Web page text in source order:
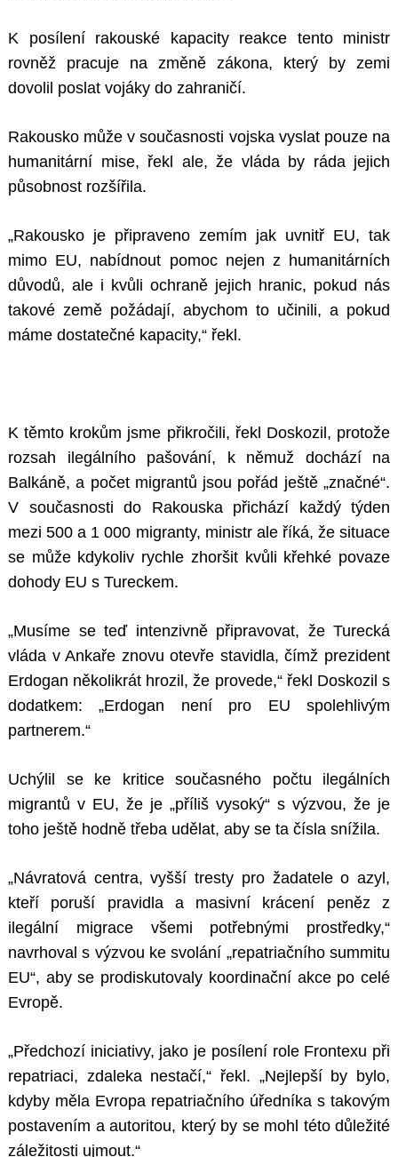
K posílení rakouské kapacity reakce tento ministr
rovněž pracuje na změně zákona, který by zemi
dovolil poslat vojáky do zahraničí.
Rakousko může v současnosti vojska vyslat pouze na
humanitární mise, řekl ale, že vláda by ráda jejich
působnost rozšířila.
„Rakousko je připraveno zemím jak uvnitř EU, tak
mimo EU, nabídnout pomoc nejen z humanitárních
důvodů, ale i kvůli ochraně jejich hranic, pokud nás
takové země požádají, abychom to učinili, a pokud
máme dostatečné kapacity,“ řekl.
K těmto krokům jsme přikročili, řekl Doskozil, protože
rozsah ilegálního pašování, k němuž dochází na
Balkáně, a počet migrantů jsou pořád ještě „značné“.
V současnosti do Rakouska přichází každý týden
mezi 500 a 1 000 migranty, ministr ale říká, že situace
se může kdykoliv rychle zhoršit kvůli křehké povaze
dohody EU s Tureckem.
„Musíme se teď intenzivně připravovat, že Turecká
vláda v Ankaře znovu otevře stavidla, čímž prezident
Erdogan několikrát hrozil, že provede,“ řekl Doskozil s
dodatkem: „Erdogan není pro EU spolehlivým
partnerem.“
Uchýlil se ke kritice současného počtu ilegálních
migrantů v EU, že je „příliš vysoký“ s výzvou, že je
toho ještě hodně třeba udělat, aby se ta čísla snížila.
„Návratová centra, vyšší tresty pro žadatele o azyl,
kteří poruší pravidla a masivní krácení peněz z
ilegální migrace všemi potřebnými prostředky,“
navrhoval s výzvou ke svolání „repatriačního summitu
EU“, aby se prodiskutovaly koordinační akce po celé
Evropě.
„Předchozí iniciativy, jako je posílení role Frontexu při
repatriaci, zdaleka nestačí,“ řekl. „Nejlepší by bylo,
kdyby měla Evropa repatriačního úředníka s takovým
postavením a autoritou, který by se mohl této důležité
záležitosti ujmout.“